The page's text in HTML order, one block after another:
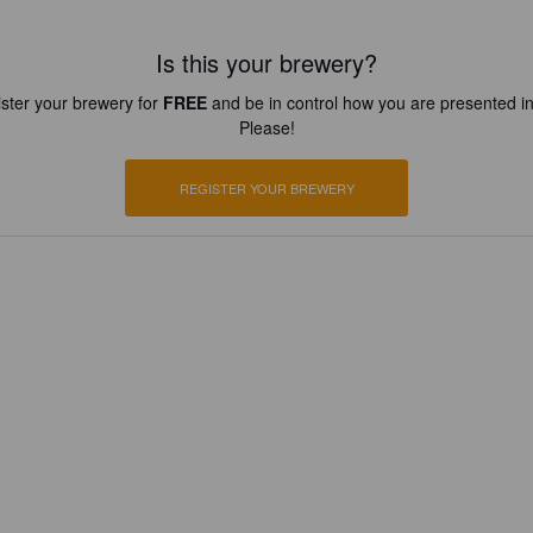
Is this your brewery?
your brewery for FREEand be in control how you are presented
Please!
REGISTER YOUR BREWERY